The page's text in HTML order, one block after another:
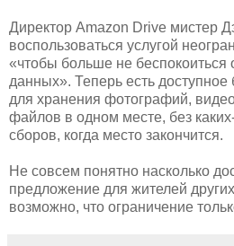
Директор Amazon Drive мистер
воспользоваться услугой
«чтобы больше не
данных». Теперь есть
для хранения фотографий,
файлов в одном месте, без
сборов, когда место закончится.
Не совсем понятно насколько
предложение для жителей
возможно, что ограничение